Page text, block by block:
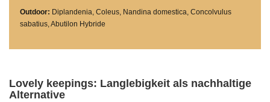
Outdoor: Diplandenia, Coleus, Nandina domestica, Concolvulus
sabatius, Abutilon Hybride
Lovely keepings: Langlebigkeit als nachhaltige
Alternative